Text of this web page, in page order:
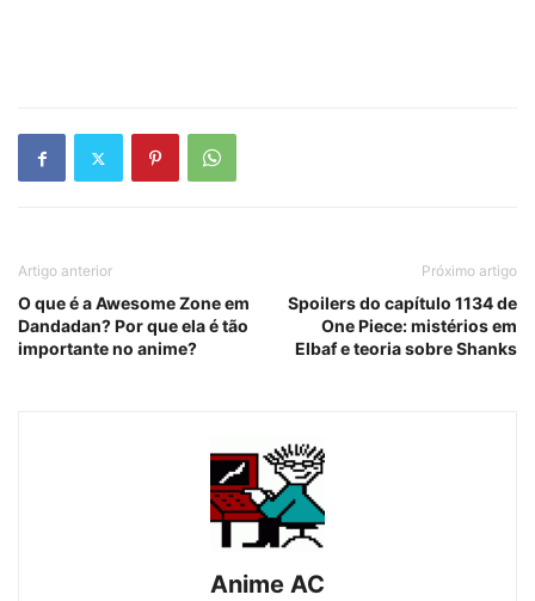
Artigo anterior
O que é a Awesome Zone em
Dandadan? Por que ela é tão
importante no anime?
Próximo artigo
Spoilers do capítulo 1134 de
One Piece: mistérios em
Elbaf e teoria sobre Shanks
Anime AC